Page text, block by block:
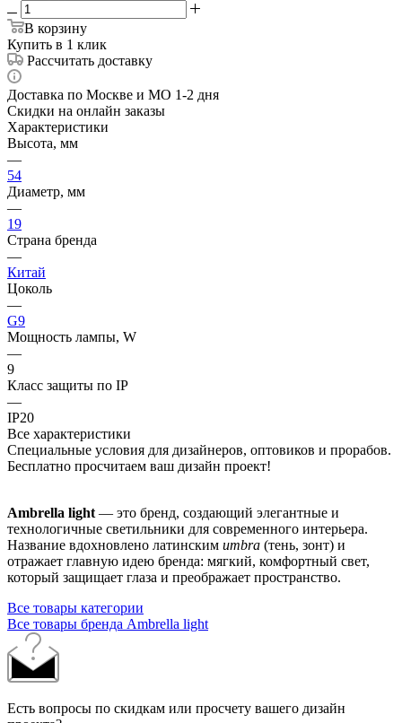
В корзину
Купить в 1 клик
Рассчитать доставку
Доставка по Москве и МО 1-2 дня
Скидки на онлайн заказы
Характеристики
Высота, мм
—
54
Диаметр, мм
—
19
Страна бренда
—
Китай
Цоколь
—
G9
Мощность лампы, W
—
9
Класс защиты по IP
—
IP20
Все характеристики
Специальные условия для дизайнеров, оптовиков и прорабов.
Бесплатно просчитаем ваш дизайн проект!
Ambrella light — это бренд, создающий элегантные и
технологичные светильники для современного интерьера.
Название вдохновлено латинским umbra (тень, зонт) и
отражает главную идею бренда: мягкий, комфортный свет,
который защищает глаза и преображает пространство.
Все товары категории
Все товары бренда Ambrella light
Есть вопросы по скидкам или просчету вашего дизайн